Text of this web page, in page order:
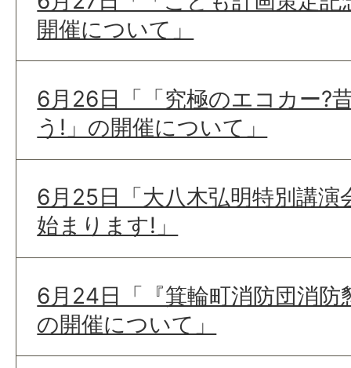
開催について」
6月26日「「究極のエコカー?
う!」の開催について」
6月25日「大八木弘明特別講演
始まります!」
6月24日「『箕輪町消防団消防
の開催について」